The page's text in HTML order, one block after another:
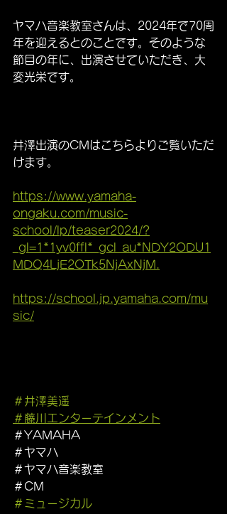
ヤマハ音楽教室さんは、2024年で70周
年を迎えるとのことです。そのような
節目の年に、出演させていただき、大
変光栄です。
井澤出演のCMはこちらよりご覧いただ
けます。
https://www.yamaha-
ongaku.com/music-
school/lp/teaser2024/?
_gl=1*1yv0ffl*_gcl_au*NDY2ODU1
MDQ4LjE2OTk5NjAxNjM.
https://school.jp.yamaha.com/mu
sic/
＃井澤美遥
＃藤川エンターテインメント
＃YAMAHA
＃ヤマハ
＃ヤマハ音楽教室
＃CM
＃ミュージカル